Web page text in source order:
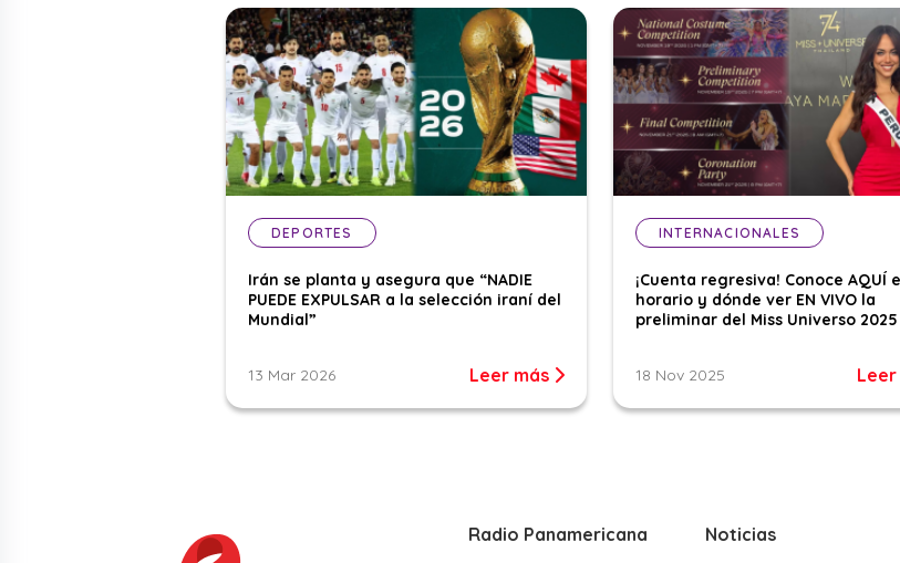
DEPORTES
Irán se planta y asegura que “NADIE
PUEDE EXPULSAR a la selección iraní del
Mundial”
13 Mar 2026 Leer más
INTERNACIONALES
¡Cuenta regresiva! Conoce AQUÍ
horario y dónde ver EN VIVO la
preliminar del Miss Universo 2025
18 Nov 2025 Leer
Radio Panamericana
Noticias